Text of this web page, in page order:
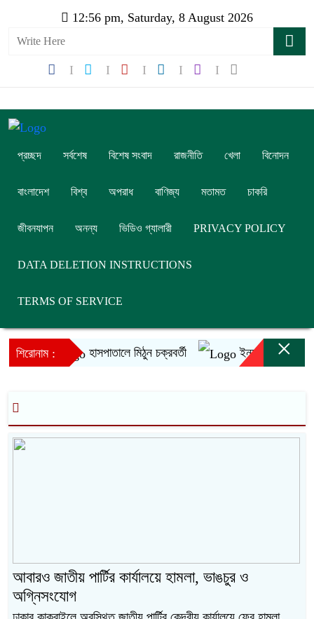
12:56 pm, Saturday, 8 August 2026
প্রচ্ছদ সর্বশেষ বিশেষ সংবাদ রাজনীতি খেলা বিনোদন
বাংলাদেশ বিশ্ব অপরাধ বাণিজ্য মতামত চাকরি
জীবনযাপন অনন্য ভিডিও গ্যালারী PRIVACY POLICY
DATA DELETION INSTRUCTIONS
TERMS OF SERVICE
শিরোনাম : হাসপাতালে মিঠুন চক্রবর্তী ইনফান্তিনোর ×
আবারও জাতীয় পার্টির কার্যালয়ে হামলা, ভাঙচুর ও
অগ্নিসংযোগ